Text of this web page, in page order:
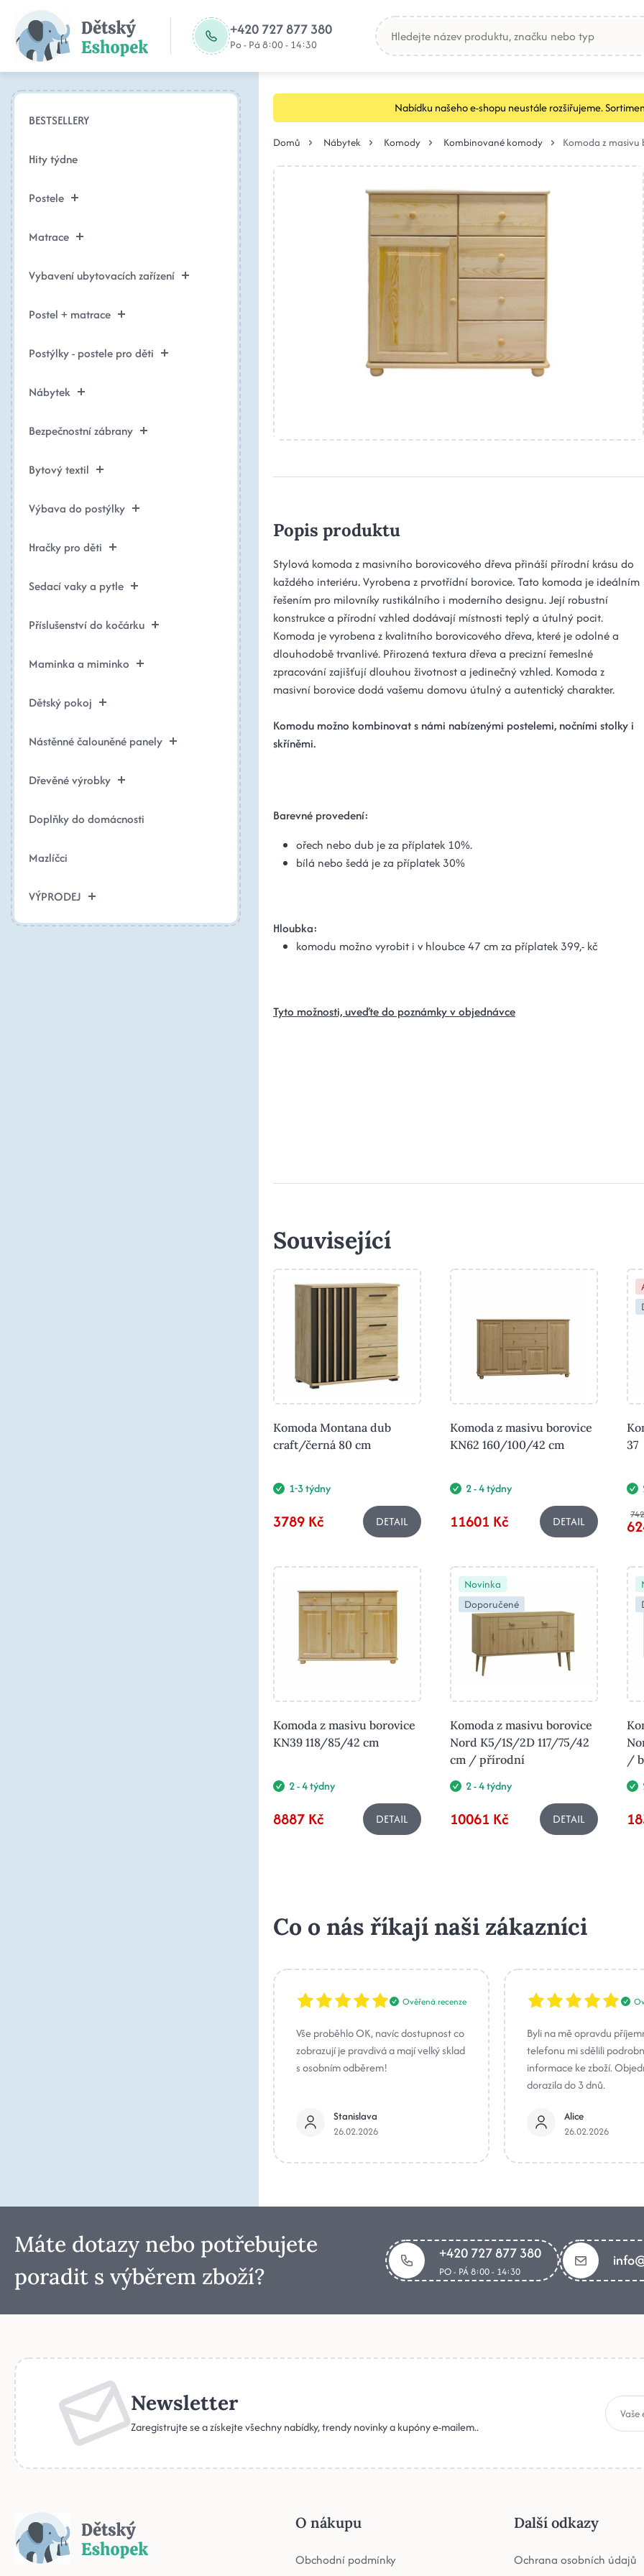
+420 727 877 380
Po - Pá 8:00 - 14:30
BESTSELLERY
Hity týdne
Postele
Matrace
Vybavení ubytovacích zařízení
Postel + matrace
Postýlky - postele pro děti
Nábytek
Bezpečnostní zábrany
Bytový textil
Výbava do postýlky
Hračky pro děti
Sedací vaky a pytle
Příslušenství do kočárku
Maminka a miminko
Dětský pokoj
Nástěnné čalouněné panely
Dřevěné výrobky
Doplňky do domácnosti
Mazlíčci
VÝPRODEJ
Nabídku našeho e-shopu neustále rozšiřujeme.
Domů Nábytek Komody Kombinované komody Komoda z
Popis produktu
Stylová komoda z masivního borovicového dřeva přináší přírodní krásu do
každého interiéru. Vyrobena z prvotřídní borovice. Tato komoda je ideálním
řešením pro milovníky rustikálního i moderního designu. Její robustní
konstrukce a přírodní vzhled dodávají místnosti teplý a útulný pocit.
Komoda je vyrobena z kvalitního borovicového dřeva, které je odolné a
dlouhodobě trvanlivé. Přirozená textura dřeva a precizní řemeslné
zpracování zajišťují dlouhou životnost a jedinečný vzhled. Komoda z
masivní borovice dodá vašemu domovu útulný a autentický charakter.
Komodu možno kombinovat s námi nabízenými postelemi, nočními stolky i
skříněmi.
Barevné provedení:
ořech nebo dub je za příplatek 10%.
bílá nebo šedá je za příplatek 30%
Hloubka:
komodu možno vyrobit i v hloubce 47 cm za příplatek 399,- kč
Tyto možnosti, uveďte do poznámky v objednávce
Související
Komoda Montana dub
craft/černá 80 cm
1-3 týdny
3789 Kč DETAIL
Komoda z masivu borovice
KN62 160/100/42 cm
2 - 4 týdny
11601 Kč DETAIL
37
Komoda z masivu borovice
KN39 118/85/42 cm
2 - 4 týdny
8887 Kč DETAIL
Novinka
Doporučené
Komoda z masivu borovice
Nord K5/1S/2D 117/75/42
cm / přírodní
2 - 4 týdny
10061 Kč DETAIL
/
Co o nás říkají naši zákazníci
Ověřená recenze
Vše proběhlo OK, navíc dostupnost co
zobrazují je pravdivá a mají velký sklad
s osobním odběrem!
Stanislava
26.02.2026
Byli na mě opravdu
telefonu mi sdělili
informace ke zboží.
dorazila do 3 dnů.
Alice
26.02.2026
Máte dotazy nebo potřebujete
poradit s výběrem zboží?
+420 727 877 380
PO - PÁ 8:00 - 14:30
Newsletter
Zaregistrujte se a získejte všechny nabídky, trendy novinky a kupóny e-mailem..
O nákupu
Obchodní podmínky
Další odkazy
Ochrana osobních údajů